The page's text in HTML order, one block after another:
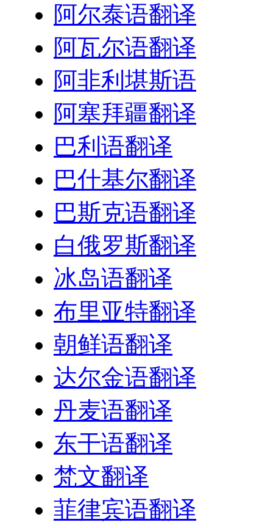
阿尔泰语翻译
阿瓦尔语翻译
阿非利堪斯语
阿塞拜疆翻译
巴利语翻译
巴什基尔翻译
巴斯克语翻译
白俄罗斯翻译
冰岛语翻译
布里亚特翻译
朝鲜语翻译
达尔金语翻译
丹麦语翻译
东干语翻译
梵文翻译
菲律宾语翻译